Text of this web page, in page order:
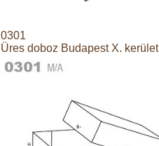
0301
Üres doboz Budapest X. kerület